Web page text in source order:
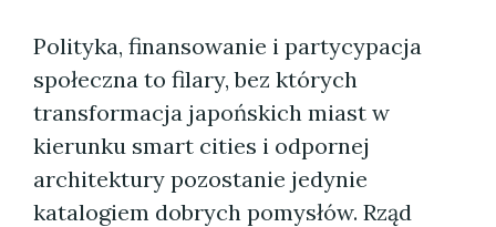
Polityka, finansowanie i partycypacja
społeczna to filary, bez których
transformacja japońskich miast w
kierunku smart cities i odpornej
architektury pozostanie jedynie
katalogiem dobrych pomysłów. Rząd